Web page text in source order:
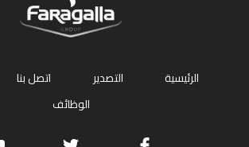
الرئيسية التصدير اتصل بنا
الوظائف